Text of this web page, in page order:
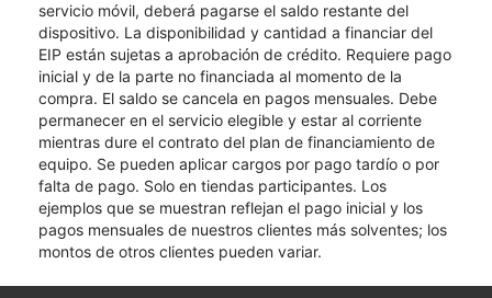
servicio móvil, deberá pagarse el saldo restante del
dispositivo. La disponibilidad y cantidad a financiar del
EIP están sujetas a aprobación de crédito. Requiere pago
inicial y de la parte no financiada al momento de la
compra. El saldo se cancela en pagos mensuales. Debe
permanecer en el servicio elegible y estar al corriente
mientras dure el contrato del plan de financiamiento de
equipo. Se pueden aplicar cargos por pago tardío o por
falta de pago. Solo en tiendas participantes. Los
ejemplos que se muestran reflejan el pago inicial y los
pagos mensuales de nuestros clientes más solventes; los
montos de otros clientes pueden variar.